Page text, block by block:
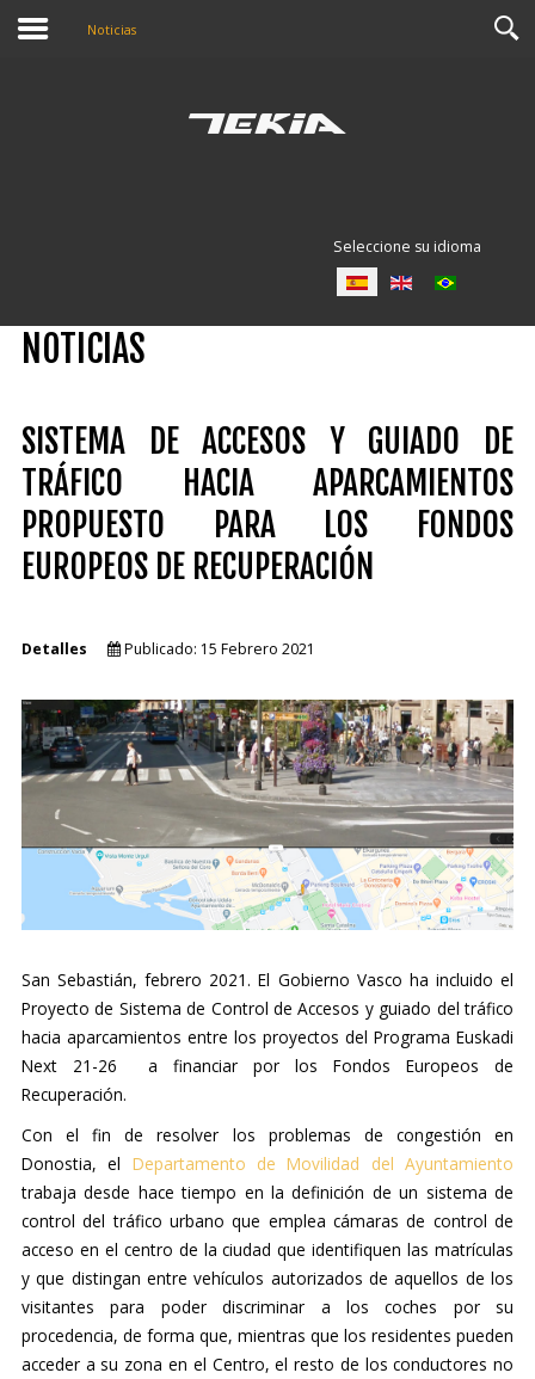
Noticias
Seleccione su idioma
NOTICIAS
SISTEMA DE ACCESOS Y GUIADO DE
TRÁFICO HACIA APARCAMIENTOS
PROPUESTO PARA LOS FONDOS
EUROPEOS DE RECUPERACIÓN
Detalles Publicado: 15 Febrero 2021
San Sebastián, febrero 2021. El Gobierno Vasco ha incluido el
Proyecto de Sistema de Control de Accesos y guiado del tráfico
hacia aparcamientos entre los proyectos del Programa Euskadi
Next 21-26 a financiar por los Fondos Europeos de
Recuperación.
Con el fin de resolver los problemas de congestión en
Donostia, el Departamento de Movilidad del Ayuntamiento
trabaja desde hace tiempo en la definición de un sistema de
control del tráfico urbano que emplea cámaras de control de
acceso en el centro de la ciudad que identifiquen las matrículas
y que distingan entre vehículos autorizados de aquellos de los
visitantes para poder discriminar a los coches por su
procedencia, de forma que, mientras que los residentes pueden
acceder a su zona en el Centro, el resto de los conductores no